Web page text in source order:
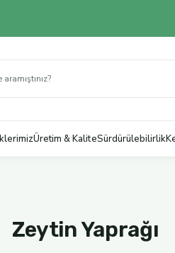
Üretim & KaliteSürdürülebilirlik
Zeytin Yaprağı